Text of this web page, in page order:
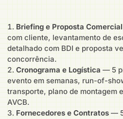
Briefing e Proposta Comercial
com cliente, levantamento de
detalhado com BDI e proposta
concorrência.
Cronograma e Logística — 5
evento em semanas, run-of-
transporte, plano de montagem
AVCB.
Fornecedores e Contratos —